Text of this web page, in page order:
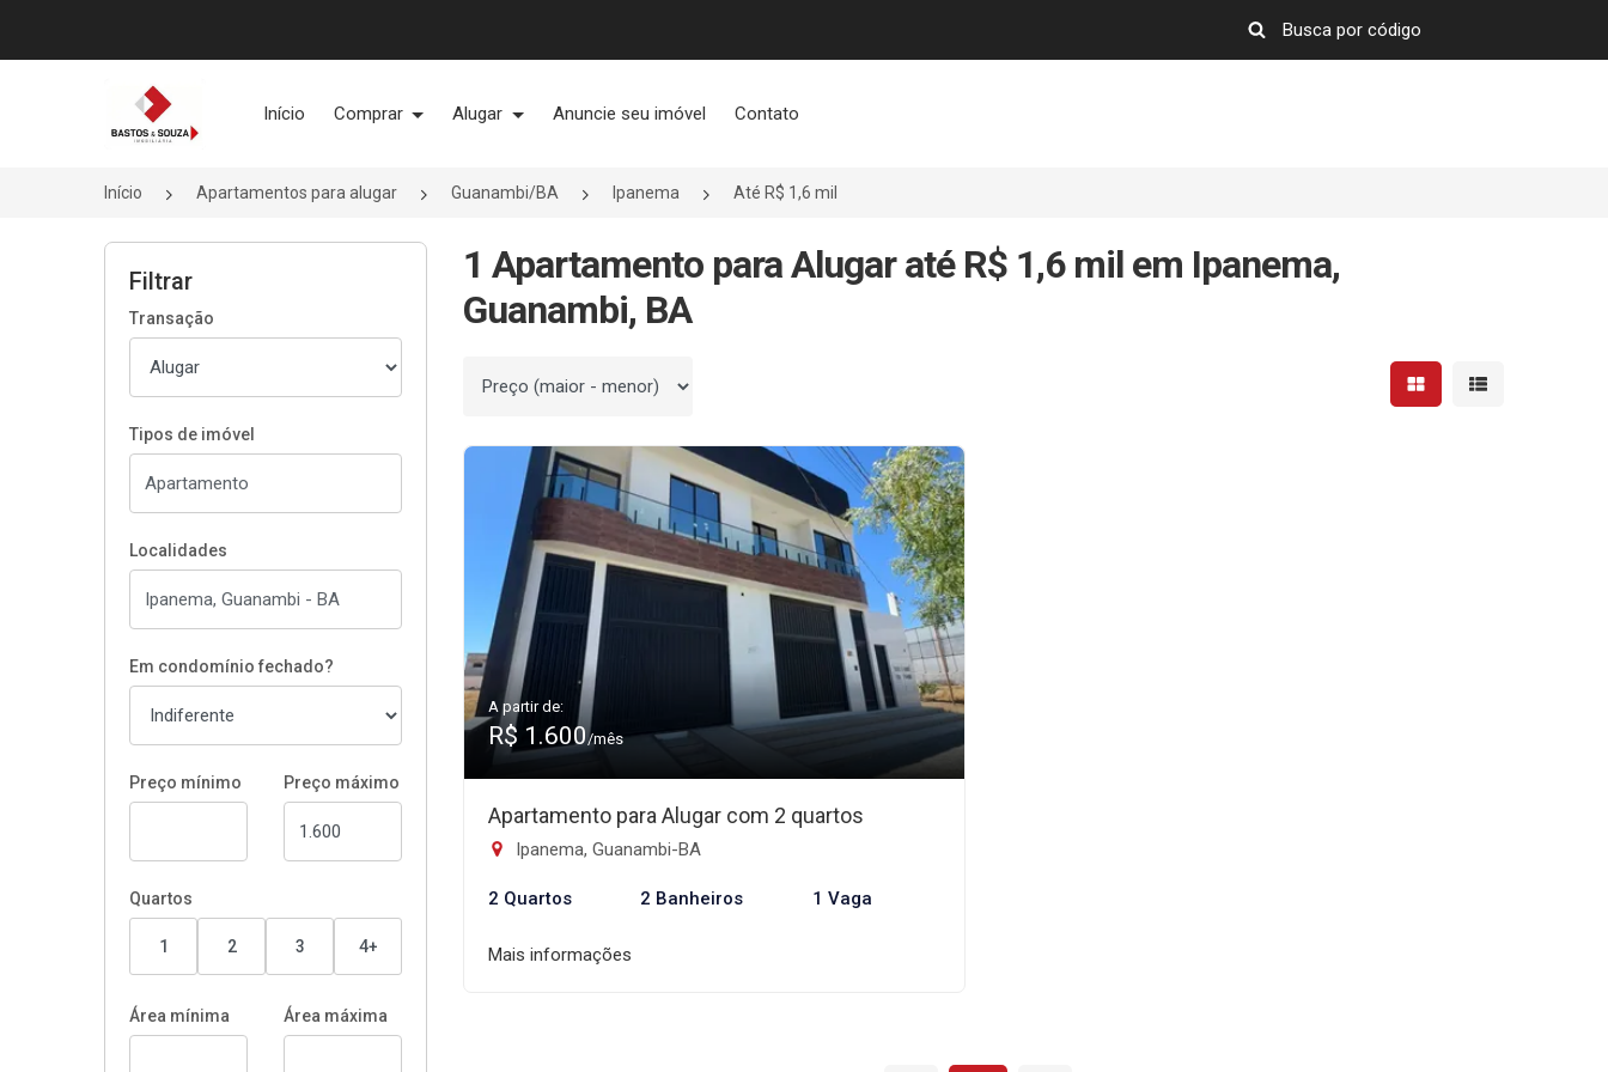
Página inicial
Início Comprar Alugar Anuncie seu imóvel Contato
Início Apartamentos para alugar Guanambi/BA Ipanema Até R$ 1,6 mil
Filtrar
Transação
Tipos de imóvel
Localidades
Em condomínio fechado?
Preço mínimo Preço máximo
Quartos
1 2 3 4+
Área mínima Área máxima
1 Apartamento para Alugar até R$ 1,6 mil em Ipanema,
Guanambi, BA
Ordenar por Mostrar resultados em
Mostrar
A partir de:
R$ 1.600/mês
Apartamento para Alugar com 2 quartos
Ipanema, Guanambi-BA
2 Quartos 2 Banheiros 1 Vaga
Mais informações